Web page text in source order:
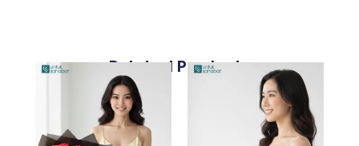
Related Products